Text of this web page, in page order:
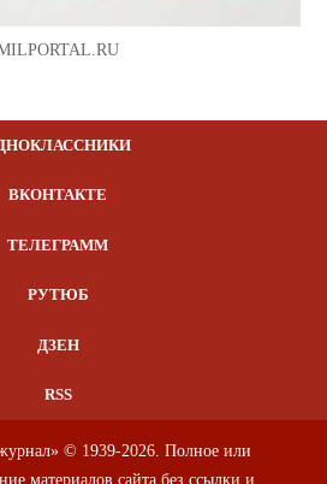
ВКОНТАКТЕ
ТЕЛЕГРАММ
РУТЮБ
ДЗЕН
RSS
© 1939-2026. Полное или
материалов сайта без ссылки и